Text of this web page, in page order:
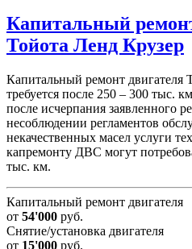
Капитальный
Тойота Ленд Крузер
Капитальный ремонт двигателя
требуется после 250 – 300 тыс.
после исчерпания заявленного
несоблюдении регламентов
некачественных масел услуги
капремонту ДВС могут
тыс. км.
Капитальный ремонт двигателя
от 54'000 руб.
Снятие/установка двигателя
от 15'000 руб.